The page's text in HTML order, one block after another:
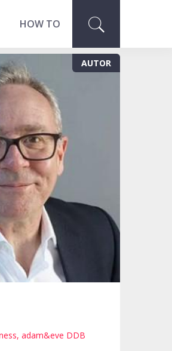
HOW TO
AUTOR
adam&eve DDB